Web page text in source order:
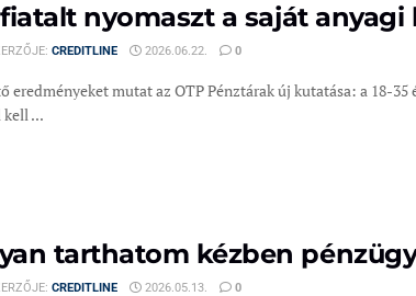
nyomaszt a saját anyagi
CREDITLINE 2026.06.22. 0
eredményeket mutat az OTP Pénztárak új kutatása: a 18-
kell ...
tarthatom kézben
CREDITLINE 2026.05.13. 0